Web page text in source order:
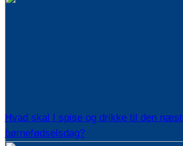
Hvad skal I spise og drikke til den
børnefødselsdag?